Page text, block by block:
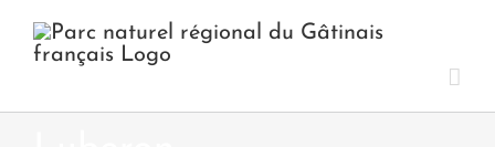
contenu